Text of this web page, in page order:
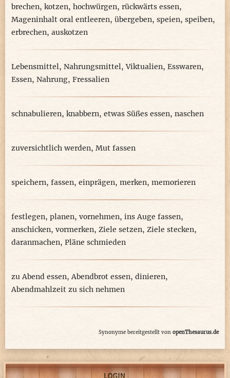
brechen, kotzen, hochwürgen, rückwärts essen,
Mageninhalt oral entleeren, übergeben, speien, speiben,
erbrechen, auskotzen
Lebensmittel, Nahrungsmittel,Viktualien, Esswaren,
Essen, Nahrung, Fressalien
schnabulieren, knabbern, etwas Süßes essen, naschen
zuversichtlich werden, Mut fassen
speichern, fassen, einprägen, merken, memorieren
festlegen, planen, vornehmen, ins Auge fassen,
anschicken, vormerken, Ziele setzen, Ziele stecken,
daranmachen, Pläne schmieden
zu Abend essen,Abendbrot essen, dinieren,
Abendmahlzeit zu sich nehmen
Synonyme bereitgestellt von openThesaurus.de